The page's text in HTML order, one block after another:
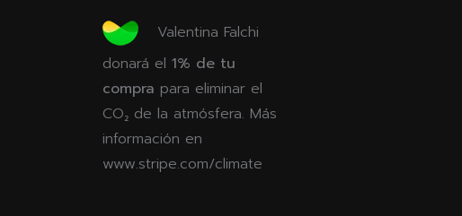
Valentina Falchi
donará el 1% de tu
compra para eliminar el
CO₂ de la atmósfera. Más
información en
www.stripe.com/climate